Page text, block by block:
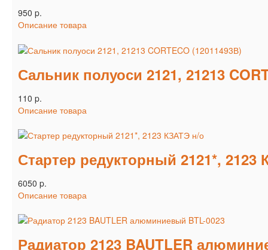
950 p.
Описание товара
Сальник полуоси 2121, 21213
110 p.
Описание товара
Стартер редукторный 2121*, 2123
6050 p.
Описание товара
Радиатор 2123 BAUTLER